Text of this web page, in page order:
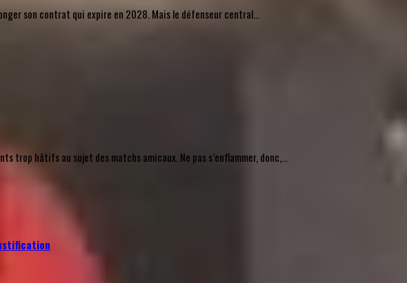
son contrat qui expire en 2028. Mais le défenseur central...
hâtifs au sujet des matchs amicaux. Ne pas s’enflammer, donc,...